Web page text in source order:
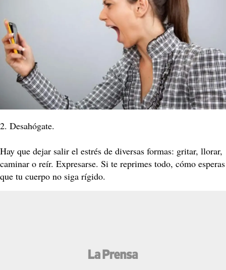
2. Desahógate.
Hay que dejar salir el estrés de diversas formas: gritar, llorar,
caminar o reír. Expresarse. Si te reprimes todo, cómo esperas
que tu cuerpo no siga rígido.